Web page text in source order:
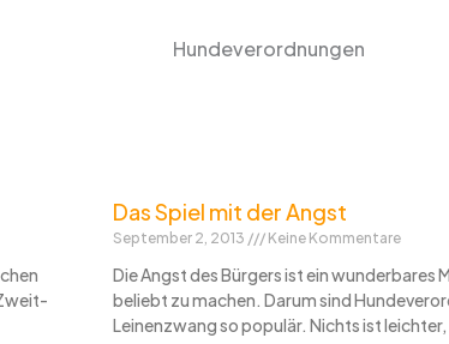
Hundeverordnungen
Das Spiel mit der Angst
September 2, 2013 Keine Kommentare
Die Angst des Bürgers ist ein wunderbares
beliebt zu machen. Darum sind
Leinenzwang so populär. Nichts ist leichter,